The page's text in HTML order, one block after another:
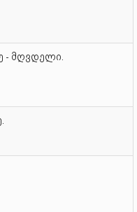
- მღვდელი.